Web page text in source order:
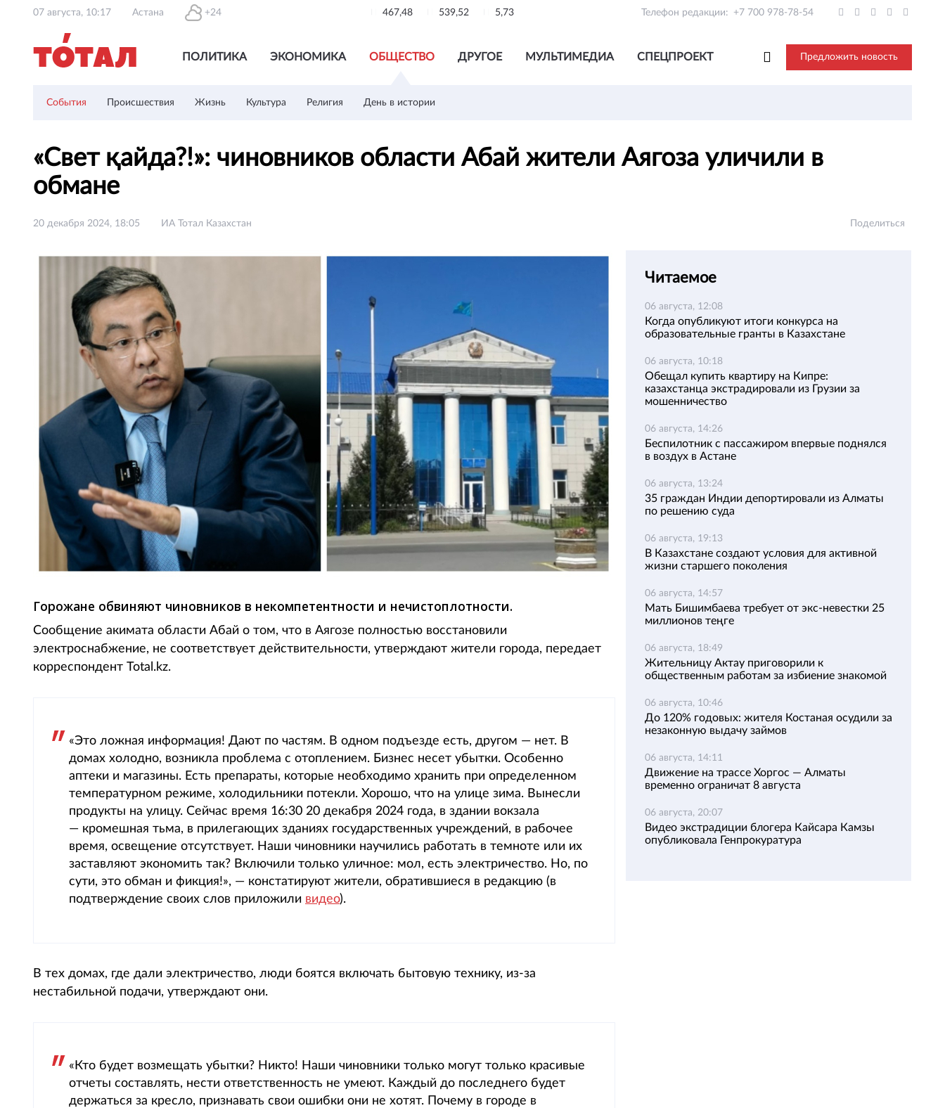
07 августа, 10:17 Астана +24 467,48 539,52 5,73 Телефон редакции: +7 700 978-78-54
ПОЛИТИКА ЭКОНОМИКА ОБЩЕСТВО ДРУГОЕ МУЛЬТИМЕДИА СПЕЦПРОЕКТ Предложить новость
События Происшествия Жизнь Культура Религия День в истории
«Свет қайда?!»: чиновников области Абай жители Аягоза уличили в
обмане
20 декабря 2024, 18:05 ИА Тотал Казахстан Поделиться
Горожане обвиняют чиновников в некомпетентности и нечистоплотности.
Сообщение акимата области Абай о том, что в Аягозе полностью восстановили
электроснабжение, не соответствует действительности, утверждают жители города, передает
корреспондент Total.kz.
«Это ложная информация! Дают по частям. В одном подъезде есть, другом — нет. В
домах холодно, возникла проблема с отоплением. Бизнес несет убытки. Особенно
аптеки и магазины. Есть препараты, которые необходимо хранить при определенном
температурном режиме, холодильники потекли. Хорошо, что на улице зима. Вынесли
продукты на улицу. Сейчас время 16:30 20 декабря 2024 года, в здании вокзала
— кромешная тьма, в прилегающих зданиях государственных учреждений, в рабочее
время, освещение отсутствует. Наши чиновники научились работать в темноте или их
заставляют экономить так? Включили только уличное: мол, есть электричество. Но, по
сути, это обман и фикция!», — констатируют жители, обратившиеся в редакцию (в
подтверждение своих слов приложили видео).
В тех домах, где дали электричество, люди боятся включать бытовую технику, из-за
нестабильной подачи, утверждают они.
«Кто будет возмещать убытки? Никто! Наши чиновники только могут только красивые
отчеты составлять, нести ответственность не умеют. Каждый до последнего будет
держаться за кресло, признавать свои ошибки они не хотят. Почему в городе в
Читаемое
06 августа, 12:08
Когда опубликуют итоги конкурса на
образовательные гранты в Казахстане
06 августа, 10:18
Обещал купить квартиру на Кипре:
казахстанца экстрадировали из Грузии за
мошенничество
06 августа, 14:26
Беспилотник с пассажиром впервые поднялся
в воздух в Астане
06 августа, 13:24
35 граждан Индии депортировали из Алматы
по решению суда
06 августа, 19:13
В Казахстане создают условия для активной
жизни старшего поколения
06 августа, 14:57
Мать Бишимбаева требует от экс-невестки 25
миллионов теңге
06 августа, 18:49
Жительницу Актау приговорили к
общественным работам за избиение знакомой
06 августа, 10:46
До 120% годовых: жителя Костаная осудили за
незаконную выдачу займов
06 августа, 14:11
Движение на трассе Хоргос — Алматы
временно ограничат 8 августа
06 августа, 20:07
Видео экстрадиции блогера Кайсара Камзы
опубликовала Генпрокуратура